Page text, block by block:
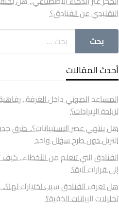
التقليدي عن الفنادق؟
أحدث المقالات
المساعد الصوتي داخل الغرفة..
لزيادة الإيرادات؟
هل ينتهي عصر الاستبيانات؟.. طرق
النزيل دون طرح سؤال واحد
الفنادق التي تتعلم من الأخطاء..
إلى قرارات آلية؟
هل تعرف الفنادق سبب اختيارك
تحليلات البيانات الخفية؟